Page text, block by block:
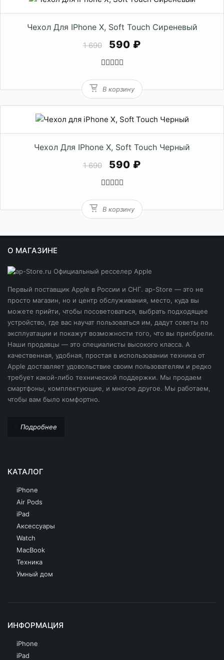
Чехол Для IPhone X, Soft Touch Сиреневый
1 690 590 ₽
В корзину
Чехол Для IPhone X, Soft Touch Черный
1 690 590 ₽
В корзину
О МАГАЗИНЕ
Первый поставщик Apple в России и СНГ. ap-Store — это не
просто магазин, но и центр обслуживания, место, куда вы
можете прийти, чтобы посоветоваться, выбрать подходящее
устройство, где вас научат пользоваться им, дадут советы по
эксплуатации и покажут возможности того, что вы приобрели.
Наши продавцы — это специалисты высокого класса. А
качественная, удобная, простая в использовании техника от
Apple доставляет удовольствие своим пользователям и редко
требует какой-либо технической поддержки. Мы продаем
смартфоны, комплектующие, и многое другое. Мы работаем,
чтобы вам было комфортно.
Подробнее
КАТАЛОГ
iPhone
Air Pods
iPad
Аксессуары
Watch
MacBook
Техника
Умный дом
ИНФОРМАЦИЯ
iPhone
iPad